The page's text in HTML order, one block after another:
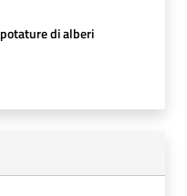
potature di alberi